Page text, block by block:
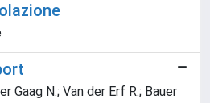
Gaag N.; Van der Erf R.; Bauer